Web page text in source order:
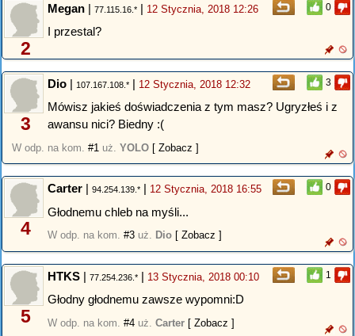
0
2
Megan | 77.115.16.* | 12 Stycznia, 2018 12:26
I przestal?
3
3
Dio | 107.167.108.* | 12 Stycznia, 2018 12:32
Mówisz jakieś doświadczenia z tym masz? Ugryzłeś i z
awansu nici? Biedny :(
W odp. na kom. #1 uż. YOLO [ Zobacz ]
0
4
Carter | 94.254.139.* | 12 Stycznia, 2018 16:55
Głodnemu chleb na myśli...
W odp. na kom. #3 uż. Dio [ Zobacz ]
1
5
HTKS | 77.254.236.* | 13 Stycznia, 2018 00:10
Głodny głodnemu zawsze wypomni:D
W odp. na kom. #4 uż. Carter [ Zobacz ]